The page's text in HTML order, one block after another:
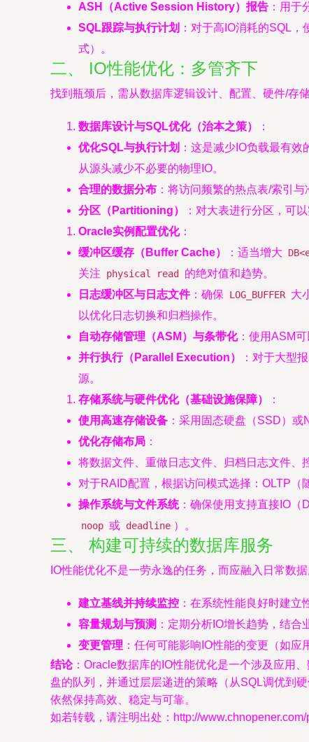
ASH（Active Session History）报告 ：用于
SQL跟踪与执行计划 ：对于高IO消耗的SQL，
式）。
二、 IO性能优化：多管齐下
找到瓶颈后，需从数据库逻辑设计、配置、硬件/存
数据库设计与SQL优化（治本之策）
：
优化SQL与执行计划 ：这是减少IO负载最有
从源头减少不必要的物理IO。
合理的数据分布 ：将访问频繁的热点表/索引
分区（Partitioning）
：对大表进行分区，可
Oracle实例配置优化：
缓冲区缓存（Buffer Cache）
：适当增大
关注
physical read
的绝对值和趋势。
日志缓冲区与日志文件：确保 LOG_BUFFER 大
以优化日志切换和归档操作。
自动存储管理（ASM）与条带化：使用ASM
并行执行（Parallel Execution）
：对于大型
源。
存储系统与硬件优化（基础设施保障）
：
使用高速存储设备 ：采用固态硬盘（SSD）
优化存储布局 ：
将数据文件、重做日志文件、归档日志文件、
对于RAID配置，根据访问模式选择：OLTP（
操作系统与文件系统：确保使用支持直接IO（
noop 或 deadline ）。
三、 构建可持续的数据库服务
IO性能优化不是一劳永逸的任务，而应融入日常数
建立基线并持续监控 ：在系统性能良好时建
容量规划与预测 ：定期分析IO增长趋势，结合
变更管理 ：任何可能影响IO性能的变更（如
结论：Oracle数据库的IO性能优化是一个涉及应用
盘的队列，并通过层层递进的策略（从SQL调优到
依然保持高效、稳定与可靠。
如若转载，请注明出处：http://www.chnopener.com/